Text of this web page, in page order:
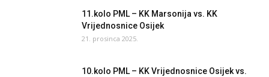
11.kolo PML – KK Marsonija vs. KK
Vrijednosnice Osijek
21. prosinca 2025.
10.kolo PML – KK Vrijednosnice Osijek vs.